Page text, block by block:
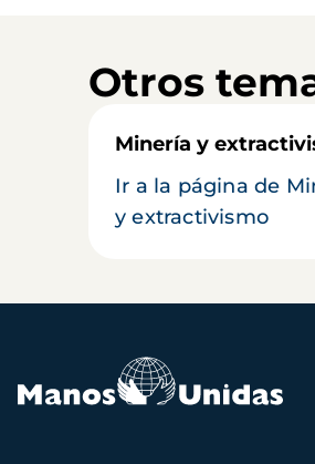
Otros
Minería y
Ir a la página de
y extractivismo